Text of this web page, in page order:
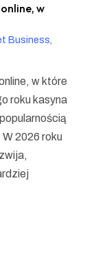
w
Business,
w które
roku kasyna
2026 roku